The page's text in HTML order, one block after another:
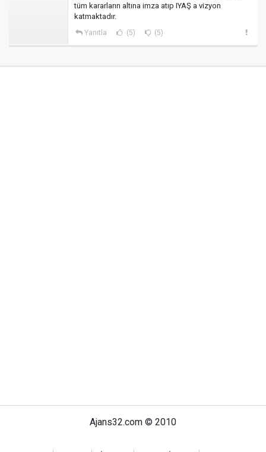
tüm kararların altına imza atıp IYAŞ a vizyon
katmaktadır.
Yanıtla (5) (5)
Ajans32.com © 2010